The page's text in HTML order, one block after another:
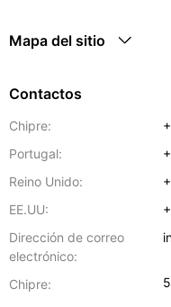
Mapa del sitio
Contactos
Chipre:
Portugal:
Reino Unido:
EE.UU:
Dirección de correo
electrónico:
Chipre: